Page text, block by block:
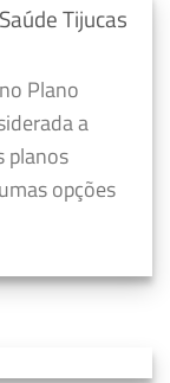
Tijucas
Plano
a
planos
opções